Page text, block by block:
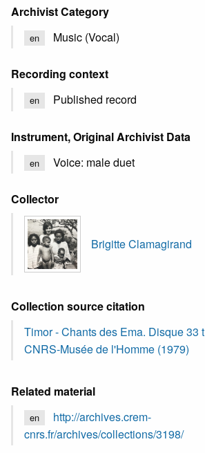
Archivist Category
en Music (Vocal)
Recording context
en Published record
Instrument, Original Archivist Data
en Voice: male duet
Collector
Brigitte Clamagirand
Collection source citation
Timor - Chants des Ema. Disque 33 t
CNRS-Musée de l'Homme (1979)
Related material
en
http://archives.crem-
cnrs.fr/archives/collections/3198/